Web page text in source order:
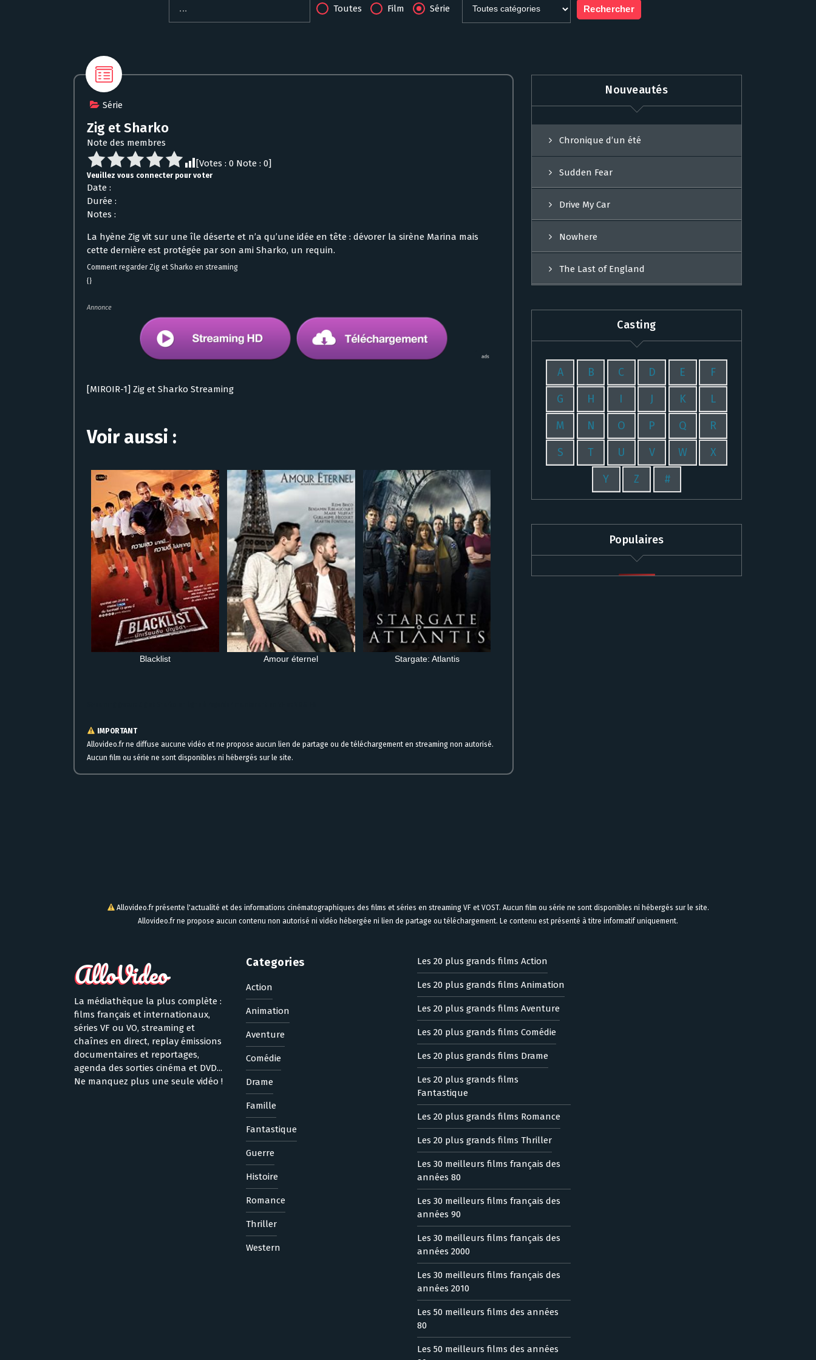
Toutes Film Série
Série
Zig et Sharko
Note des membres
[Votes : 0 Note : 0]
Veuillez vous connecter pour voter
Date :
Durée :
Notes :
La hyène Zig vit sur une île déserte et n’a qu’une idée en tête : dévorer la sirène Marina mais
cette dernière est protégée par son ami Sharko, un requin.
Comment regarder Zig et Sharko en streaming
{}
Annonce
[MIROIR-1] Zig et Sharko Streaming
Voir aussi :
Blacklist Amour éternel Stargate: Atlantis
IMPORTANT
Allovideo.fr ne diffuse aucune vidéo et ne propose aucun lien de partage ou de téléchargement en streaming non autorisé.
Aucun film ou série ne sont disponibles ni hébergés sur le site.
Nouveautés
Chronique d’un été
Sudden Fear
Drive My Car
Nowhere
The Last of England
Casting
A B C D E F
G H I J K L
M N O P Q R
S T U V W X
Y Z #
Populaires
Allovideo.fr présente l'actualité et des informations cinématographiques des films et séries en streaming VF et VOST. Aucun film ou série ne sont disponibles ni hébergés sur le site.
Allovideo.fr ne propose aucun contenu non autorisé ni vidéo hébergée ni lien de partage ou téléchargement. Le contenu est présenté à titre informatif uniquement.
La médiathèque la plus complète :
films français et internationaux,
séries VF ou VO, streaming et
chaînes en direct, replay émissions
documentaires et reportages,
agenda des sorties cinéma et DVD...
Ne manquez plus une seule vidéo !
Categories
Action
Animation
Aventure
Comédie
Drame
Famille
Fantastique
Guerre
Histoire
Romance
Thriller
Western
Les 20 plus grands films Action
Les 20 plus grands films Animation
Les 20 plus grands films Aventure
Les 20 plus grands films Comédie
Les 20 plus grands films Drame
Les 20 plus grands films
Fantastique
Les 20 plus grands films Romance
Les 20 plus grands films Thriller
Les 30 meilleurs films français des
années 80
Les 30 meilleurs films français des
années 90
Les 30 meilleurs films français des
années 2000
Les 30 meilleurs films français des
années 2010
Les 50 meilleurs films des années
80
Les 50 meilleurs films des années